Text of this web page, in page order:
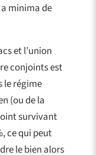
minima de
et l’union
conjoints est
le régime
(ou de la
survivant
ce qui peut
le bien alors